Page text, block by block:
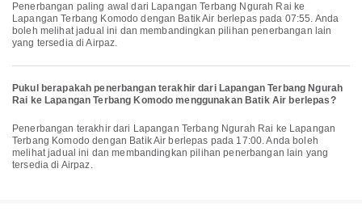
Penerbangan paling awal dari Lapangan Terbang Ngurah Rai ke
Lapangan Terbang Komodo dengan Batik Air berlepas pada 07:55. Anda
boleh melihat jadual ini dan membandingkan pilihan penerbangan lain
yang tersedia di Airpaz.
Pukul berapakah penerbangan terakhir dari Lapangan Terbang Ngurah
Rai ke Lapangan Terbang Komodo menggunakan Batik Air berlepas?
Penerbangan terakhir dari Lapangan Terbang Ngurah Rai ke Lapangan
Terbang Komodo dengan Batik Air berlepas pada 17:00. Anda boleh
melihat jadual ini dan membandingkan pilihan penerbangan lain yang
tersedia di Airpaz.